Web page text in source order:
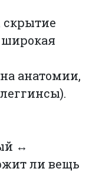
скрытие
широкая
анатомии,
↔
ли вещь